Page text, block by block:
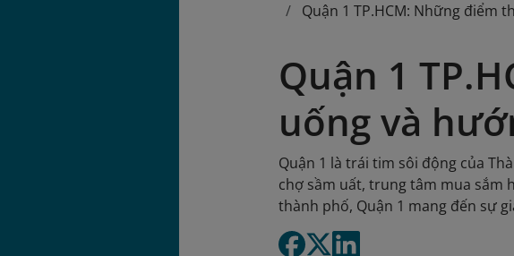
Quận 1 TP.HCM: Những điểm
Quận 1
uống và
Quận 1 là trái tim sôi động của
chợ sầm uất, trung tâm mua sắm
thành phố, Quận 1 mang đến sự